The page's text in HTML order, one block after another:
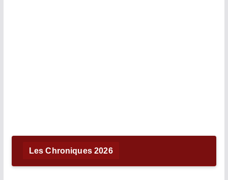
Les Chroniques 2026